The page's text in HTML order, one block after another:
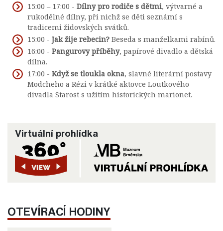
15:00 – 17:00 - Dílny pro rodiče s dětmi, výtvarné a
rukodělné dílny, při nichž se děti seznámí s
tradicemi židovských svátků.
15:00 - Jak žije rebecin? Beseda s manželkami rabínů.
16:00 - Pangurovy příběhy, papírové divadlo a dětská
dílna.
17:00 - Když se tloukla okna, slavné literární postavy
Modcheho a Rézi v krátké aktovce Loutkového
divadla Starost s užitím historických marionet.
Virtuální prohlídka
OTEVÍRACÍ HODINY